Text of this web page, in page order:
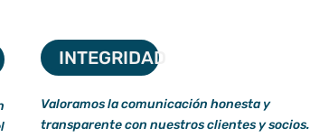
INTEGRIDAD
Valoramos la comunicación honesta y
transparente con nuestros clientes y socios.